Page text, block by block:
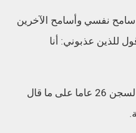
نفسي وأسامح الآخرين
للذين عذبوني: أنا
وحكمت عليه هيئة المحلفين بالسجن 26 عاما على ما قال